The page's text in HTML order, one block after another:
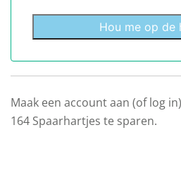
Hou me op de
Maak een account aan (of log
164 Spaarhartjes te sparen.